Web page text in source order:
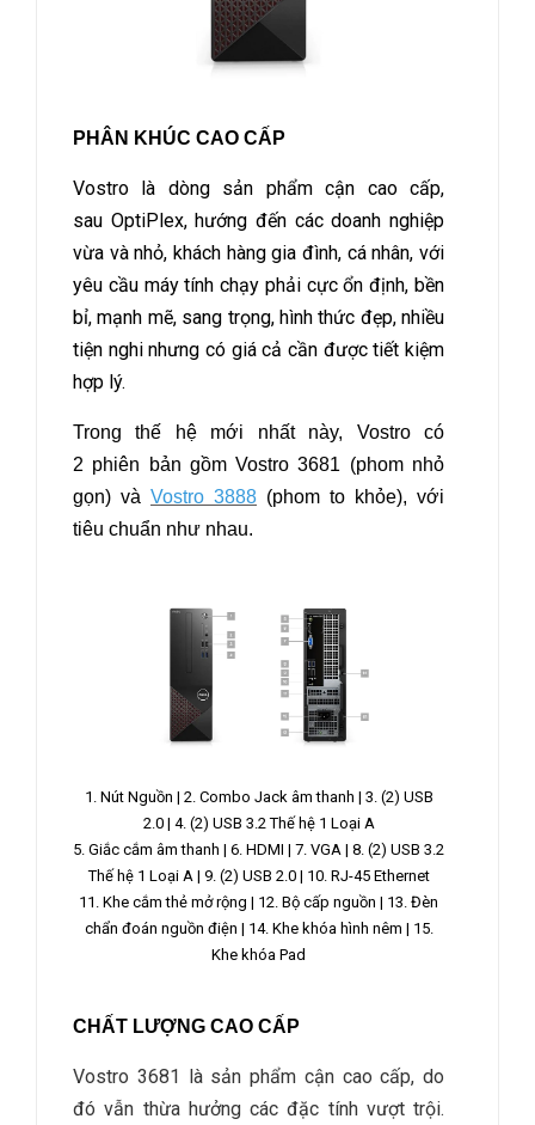
PHÂN KHÚC CAO CẤP
Vostro là dòng sản phẩm cận cao cấp,
sau OptiPlex, hướng đến các doanh nghiệp
vừa và nhỏ, khách hàng gia đình, cá nhân, với
yêu cầu máy tính chạy phải cực ổn định, bền
bỉ, mạnh mẽ, sang trọng, hình thức đẹp, nhiều
tiện nghi nhưng có giá cả cần được tiết kiệm
hợp lý.
Trong thế hệ mới nhất này, Vostro có
2 phiên bản gồm Vostro 3681 (phom nhỏ
gọn) và Vostro 3888 (phom to khỏe), với
tiêu chuẩn như nhau.
1. Nút Nguồn | 2. Combo Jack âm thanh | 3. (2) USB
2.0 | 4. (2) USB 3.2 Thế hệ 1 Loại A
5. Giắc cắm âm thanh | 6. HDMI | 7. VGA | 8. (2) USB 3.2
Thế hệ 1 Loại A | 9. (2) USB 2.0 | 10. RJ-45 Ethernet
11. Khe cắm thẻ mở rộng | 12. Bộ cấp nguồn | 13. Đèn
chẩn đoán nguồn điện | 14. Khe khóa hình nêm | 15.
Khe khóa Pad
CHẤT LƯỢNG CAO CẤP
Vostro 3681 là sản phẩm cận cao cấp, do
đó vẫn thừa hưởng các đặc tính vượt trội.